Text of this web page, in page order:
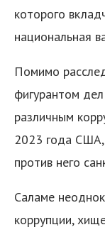
которого
национальная
Помимо
фигурантом
различным
2023 года США,
против него
Саламе
коррупции,